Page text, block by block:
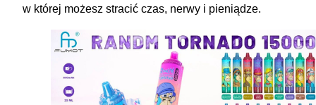
w której możesz stracić czas, nerwy i pieniądze.